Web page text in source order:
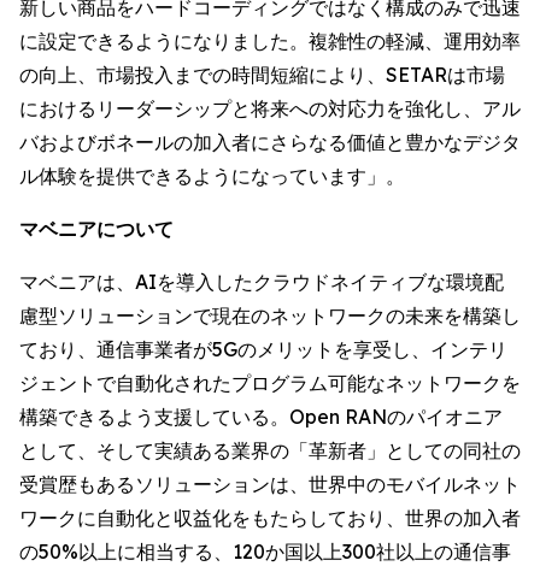
新しい商品をハードコーディングではなく構成のみで迅速
に設定できるようになりました。複雑性の軽減、運用効率
の向上、市場投入までの時間短縮により、SETARは市場
におけるリーダーシップと将来への対応力を強化し、アル
バおよびボネールの加入者にさらなる価値と豊かなデジタ
ル体験を提供できるようになっています」。
マベニアについて
マベニアは、AIを導入したクラウドネイティブな環境配
慮型ソリューションで現在のネットワークの未来を構築し
ており、通信事業者が5Gのメリットを享受し、インテリ
ジェントで自動化されたプログラム可能なネットワークを
構築できるよう支援している。Open RANのパイオニア
として、そして実績ある業界の「革新者」としての同社の
受賞歴もあるソリューションは、世界中のモバイルネット
ワークに自動化と収益化をもたらしており、世界の加入者
の50%以上に相当する、120か国以上300社以上の通信事